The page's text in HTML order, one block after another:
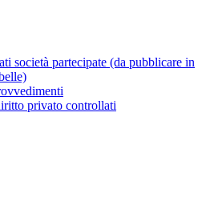
società partecipate (da pubblicare in
privato controllati